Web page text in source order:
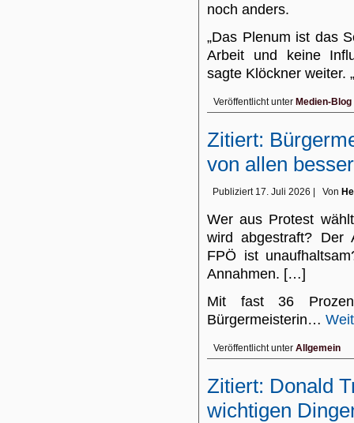
noch anders.
„Das Plenum ist das
Arbeit und keine
sagte Klöckner
Veröffentlicht unter Medien-Blog
Zitiert:
von allen besser
Publiziert 17. Juli 2026 Von
Wer aus Protest
wird abgestraft? Der
FPÖ ist
Annahmen. […]
Mit fast 36
Bürgermeisterin…
Veröffentlicht unter Allgemein
Zitiert: Donald
wichtigen